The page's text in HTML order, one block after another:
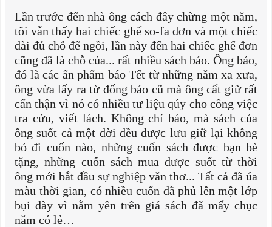
Lần trước đến nhà ông cách đây chừng một năm,
tôi vẫn thấy hai chiếc ghế so-fa đơn và một chiếc
dài đủ chỗ để ngồi, lần này đến hai chiếc ghế đơn
cũng đã là chỗ của... rất nhiều sách báo. Ông bảo,
đó là các ấn phẩm báo Tết từ những năm xa xưa,
ông vừa lấy ra từ đống báo cũ mà ông cất giữ rất
cẩn thận vì nó có nhiều tư liệu qúy cho công việc
tra cứu, viết lách. Không chỉ báo, mà sách của
ông suốt cả một đời đều được lưu giữ lại không
bỏ đi cuốn nào, những cuốn sách được bạn bè
tặng, những cuốn sách mua được suốt từ thời
ông mới bắt đầu sự nghiệp văn thơ... Tất cả đã úa
màu thời gian, có nhiều cuốn đã phủ lên một lớp
bụi dày vì nằm yên trên giá sách đã mấy chục
năm có lẻ…